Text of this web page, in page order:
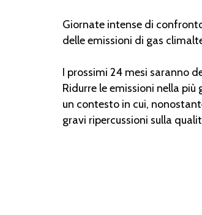
Giornate intense di
delle emissioni di gas
I prossimi 24 mesi saranno
Ridurre le emissioni nella
un contesto in cui,
gravi ripercussioni sulla